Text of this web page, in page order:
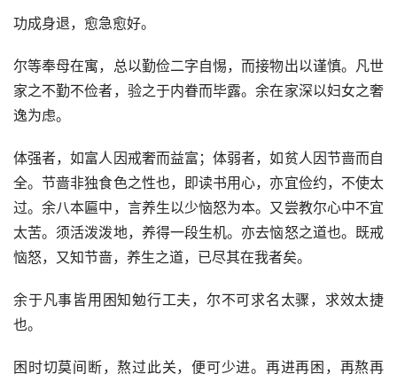
功成身退，愈急愈好。
尔等奉母在寓，总以勤俭二字自惕，而接物出以谨慎。凡世
家之不勤不俭者，验之于内眷而毕露。余在家深以妇女之奢
逸为虑。
体强者，如富人因戒奢而益富；体弱者，如贫人因节啬而自
全。节啬非独食色之性也，即读书用心，亦宜俭约，不使太
过。余八本匾中，言养生以少恼怒为本。又尝教尔心中不宜
太苦。须活泼泼地，养得一段生机。亦去恼怒之道也。既戒
恼怒，又知节啬，养生之道，已尽其在我者矣。
余于凡事皆用困知勉行工夫，尔不可求名太骤，求效太捷
也。
困时切莫间断，熬过此关，便可少进。再进再困，再熬再